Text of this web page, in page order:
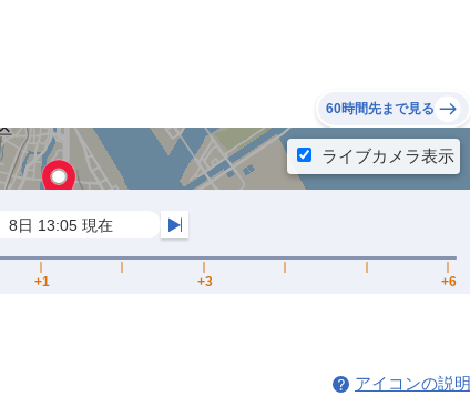
60時間先まで見る
アイコンの説明